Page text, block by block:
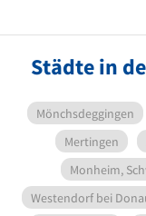
Städte in
Mönchsdeggingen
Mertingen
Monheim,
Westendorf bei